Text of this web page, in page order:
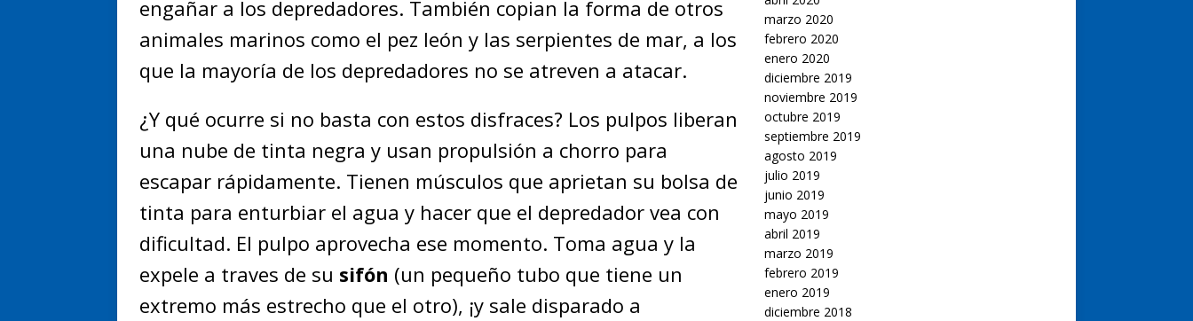
engañar a los depredadores. También copian la forma de otros
animales marinos como el pez león y las serpientes de mar, a los
que la mayoría de los depredadores no se atreven a atacar.
¿Y qué ocurre si no basta con estos disfraces? Los pulpos liberan
una nube de tinta negra y usan propulsión a chorro para
escapar rápidamente. Tienen músculos que aprietan su bolsa de
tinta para enturbiar el agua y hacer que el depredador vea con
dificultad. El pulpo aprovecha ese momento. Toma agua y la
expele a traves de su sifón (un pequeño tubo que tiene un
extremo más estrecho que el otro), ¡y sale disparado a
marzo 2020
febrero 2020
enero 2020
diciembre 2019
noviembre 2019
octubre 2019
septiembre 2019
agosto 2019
julio 2019
junio 2019
mayo 2019
abril 2019
marzo 2019
febrero 2019
enero 2019
diciembre 2018